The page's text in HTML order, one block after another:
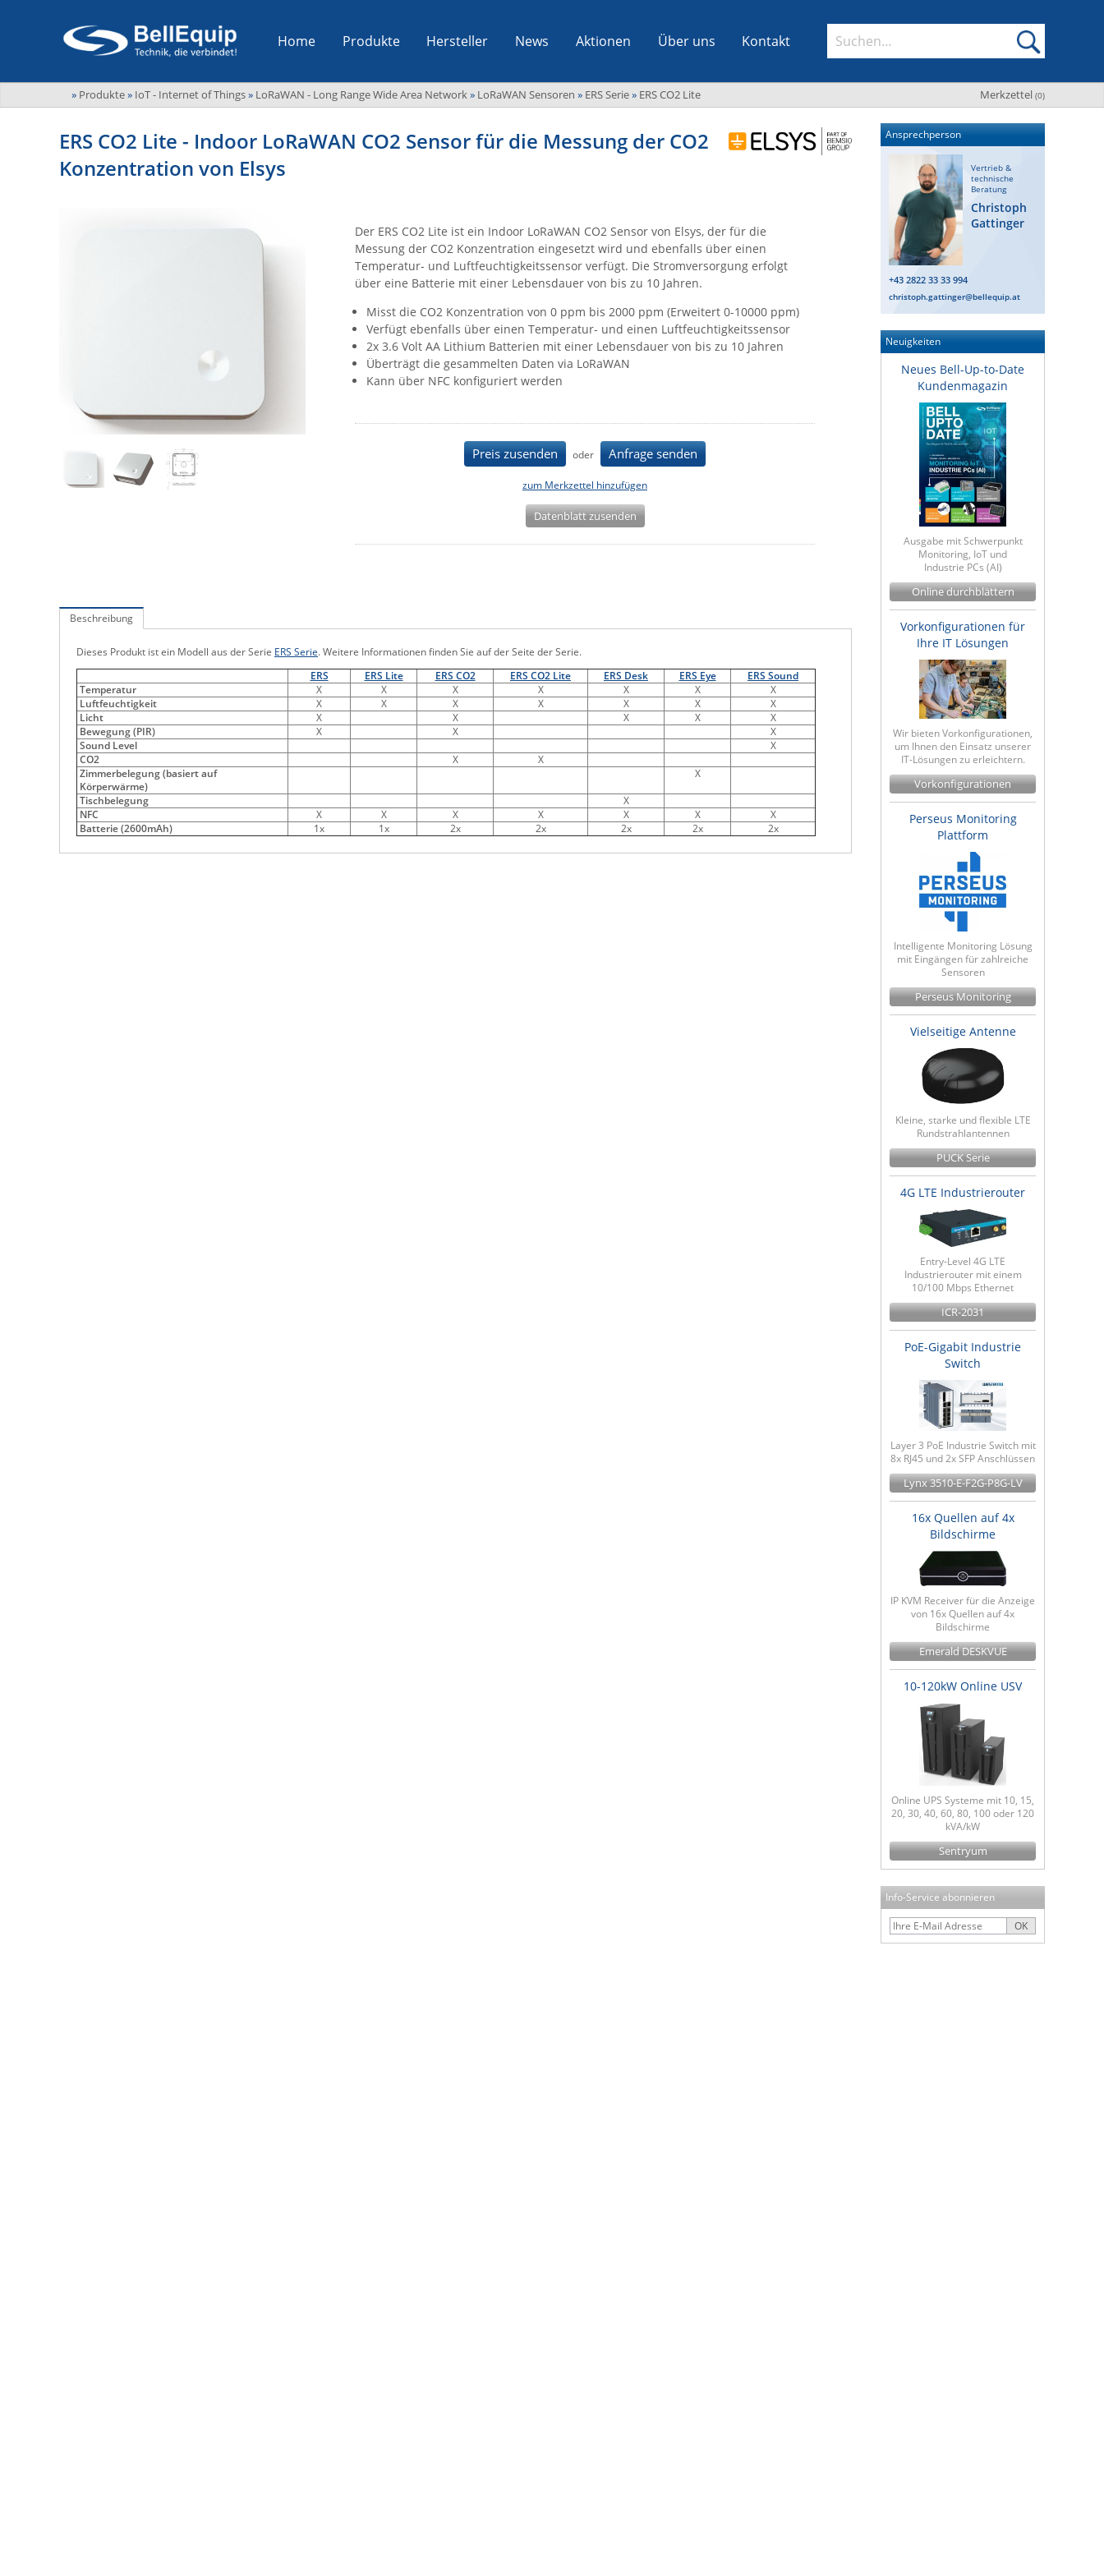
Home Produkte Hersteller News Aktionen Über uns Kontakt
Merkzettel (0)
» Produkte» IoT - Internet of Things» LoRaWAN - Long Range Wide Area Network» LoRaWAN Sensoren » ERS Serie» ERS CO2 Lite
ERS CO2 Lite - Indoor LoRaWAN CO2 Sensor für die Messung der CO2
Konzentration von Elsys
Der ERS CO2 Lite ist ein Indoor LoRaWAN CO2 Sensor von Elsys, der für die
Messung der CO2 Konzentration eingesetzt wird und ebenfalls über einen
Temperatur- und Luftfeuchtigkeitssensor verfügt. Die Stromversorgung erfolgt
über eine Batterie mit einer Lebensdauer von bis zu 10 Jahren.
Misst die CO2 Konzentration von 0 ppm bis 2000 ppm (Erweitert 0-10000 ppm)
Verfügt ebenfalls über einen Temperatur- und einen Luftfeuchtigkeitssensor
2x 3.6 Volt AA Lithium Batterien mit einer Lebensdauer von bis zu 10 Jahren
Überträgt die gesammelten Daten via LoRaWAN
Kann über NFC konfiguriert werden
Preis zusenden oder Anfrage senden
zum Merkzettel hinzufügen
Datenblatt zusenden
Beschreibung
Dieses Produkt ist ein Modell aus der Serie ERS Serie. Weitere Informationen finden Sie auf der Seite der Serie.
ERS
ERS Lite ERS CO2 ERS CO2 Lite ERS Desk ERS Eye
ERS Sound
Temperatur
X X X X X X
X
Luftfeuchtigkeit
X X X X X X
X
Licht
X X X X
X
Bewegung (PIR)
X X
X
Sound Level
X
CO2
X
X
Zimmerbelegung (basiert auf
Körperwärme)
X
Tischbelegung
X
NFC
X X X X X X
X
Batterie (2600mAh)
1x 1x 2x 2x 2x 2x 2x
Ansprechperson
Vertrieb &
technische
Beratung
Christoph
Gattinger
+43 2822 33 33 994
christoph.gattinger@bellequip.at
Neuigkeiten
Neues Bell-Up-to-Date
Kundenmagazin
Ausgabe mit Schwerpunkt
Monitoring, IoT und
Industrie PCs (AI)
Online durchblättern
Vorkonfigurationen für
Ihre IT Lösungen
Wir bieten Vorkonfigurationen,
um Ihnen den Einsatz unserer
IT-Lösungen zu erleichtern.
Vorkonfigurationen
Perseus Monitoring
Plattform
Intelligente Monitoring Lösung
mit Eingängen für zahlreiche
Sensoren
Perseus Monitoring
Vielseitige Antenne
Kleine, starke und flexible LTE
Rundstrahlantennen
PUCK Serie
4G LTE Industrierouter
Entry-Level 4G LTE
Industrierouter mit einem
10/100 Mbps Ethernet
ICR-2031
PoE-Gigabit Industrie
Switch
Layer 3 PoE Industrie Switch mit
8x RJ45 und 2x SFP Anschlüssen
Lynx 3510-E-F2G-P8G-LV
16x Quellen auf 4x
Bildschirme
IP KVM Receiver für die Anzeige
von 16x Quellen auf 4x
Bildschirme
Emerald DESKVUE
10-120kW Online USV
Online UPS Systeme mit 10, 15,
20, 30, 40, 60, 80, 100 oder 120
kVA/kW
Sentryum
Info-Service abonnieren
OK